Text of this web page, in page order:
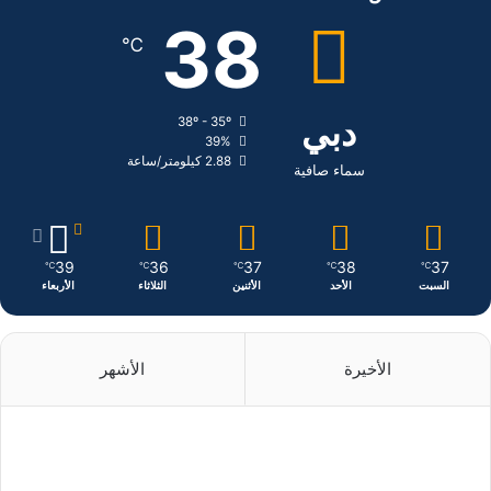
د
ن
ا
دبي
سماء صافية
38
℃
38º - 35º
39%
2.88 كيلومتر/ساعة
37
℃
السبت
38
℃
الأحد
37
℃
الأثنين
36
℃
الثلاثاء
39
℃
الأربعاء
الأخيرة الأشهر